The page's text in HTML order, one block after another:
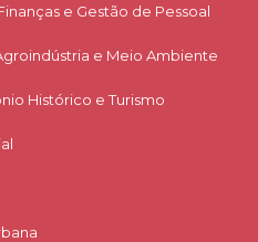
e Gestão de Pessoal
e Meio Ambiente
Histórico e Turismo